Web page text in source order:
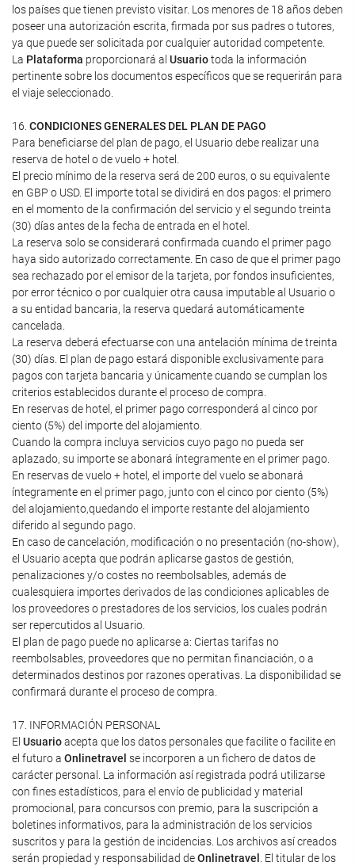
los países que tienen previsto visitar. Los menores de 18 años deben
poseer una autorización escrita, firmada por sus padres o tutores,
ya que puede ser solicitada por cualquier autoridad competente.
La Plataforma proporcionará al Usuariotoda la información
pertinente sobre los documentos específicos que se requerirán para
el viaje seleccionado.
16. CONDICIONES GENERALES DEL PLAN DE PAGO
Para beneficiarse del plan de pago, el Usuario debe realizar una
reserva de hotel o de vuelo + hotel.
El precio mínimo de la reserva será de 200 euros, o su equivalente
en GBP o USD. El importe total se dividirá en dos pagos: el primero
en el momento de la confirmación del servicio y el segundo treinta
(30) días antes de la fecha de entrada en el hotel.
La reserva solo se considerará confirmada cuando el primer pago
haya sido autorizado correctamente. En caso de que el primer pago
sea rechazado por el emisor de la tarjeta, por fondos insuficientes,
por error técnico o por cualquier otra causa imputable al Usuario o
a su entidad bancaria, la reserva quedará automáticamente
cancelada.
La reserva deberá efectuarse con una antelación mínima de treinta
(30) días. El plan de pago estará disponible exclusivamente para
pagos con tarjeta bancaria y únicamente cuando se cumplan los
criterios establecidos durante el proceso de compra.
En reservas de hotel, el primer pago corresponderá al cinco por
ciento (5%) del importe del alojamiento.
Cuando la compra incluya servicios cuyo pago no pueda ser
aplazado, su importe se abonará íntegramente en el primer pago.
En reservas de vuelo + hotel, el importe del vuelo se abonará
íntegramente en el primer pago, junto con el cinco por ciento (5%)
del alojamiento,quedando el importe restante del alojamiento
diferido al segundo pago.
En caso de cancelación, modificación o no presentación (no-show),
el Usuario acepta que podrán aplicarse gastos de gestión,
penalizaciones y/o costes no reembolsables, además de
cualesquiera importes derivados de las condiciones aplicables de
los proveedores o prestadores de los servicios, los cuales podrán
ser repercutidos al Usuario.
El plan de pago puede no aplicarse a: Ciertas tarifas no
reembolsables, proveedores que no permitan financiación, o a
determinados destinos por razones operativas. La disponibilidad se
confirmará durante el proceso de compra.
17. INFORMACIÓN PERSONAL
El Usuarioacepta que los datos personales que facilite o facilite en
el futuro a Onlinetravel se incorporen a un fichero de datos de
carácter personal. La información así registrada podrá utilizarse
con fines estadísticos, para el envío de publicidad y material
promocional, para concursos con premio, para la suscripción a
boletines informativos, para la administración de los servicios
suscritos y para la gestión de incidencias. Los archivos así creados
serán propiedad y responsabilidad deOnlinetravel
. El titular de los